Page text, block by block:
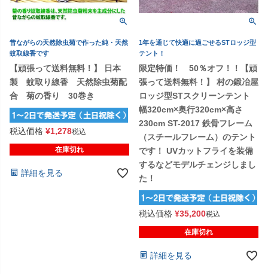
昔ながらの天然除虫菊で作った純・天然
蚊取線香です
【頑張って送料無料！】 日本
製 蚊取り線香 天然除虫菊配
合 菊の香り 30巻き
税込価格 ¥1,278税込
在庫切れ
詳細を見る
1年を通じて快適に過ごせるSTロッジ型
テント！
限定特価！ 50％オフ！！【頑
張って送料無料！】 村の鍛冶屋
ロッジ型STスクリーンテント
幅320cm×奥行320cm×高さ
230cm ST-2017 鉄骨フレーム
（スチールフレーム）のテント
です！ UVカットフライを装備
するなどモデルチェンジしまし
た！
税込価格 ¥35,200税込
在庫切れ
詳細を見る